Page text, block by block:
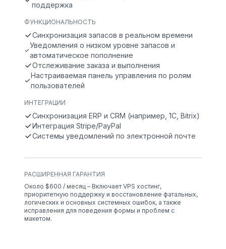
поддержка
ФУНКЦИОНАЛЬНОСТЬ
Синхронизация запасов в реальном времени
Уведомления о низком уровне запасов и
автоматическое пополнение
Отслеживание заказа и выполнения
Настраиваемая панель управления по ролям
пользователей
ИНТЕГРАЦИИ
Синхронизация ERP и CRM (например, 1С, Bitrix)
Интеграция Stripe/PayPal
Системы уведомлений по электронной почте
РАСШИРЕННАЯ ГАРАНТИЯ
Около $600 / месяц – Включает VPS хостинг,
приоритетную поддержку и восстановление фатальных,
логических и основных системных ошибок, а также
исправления для поведения формы и проблем с
макетом.